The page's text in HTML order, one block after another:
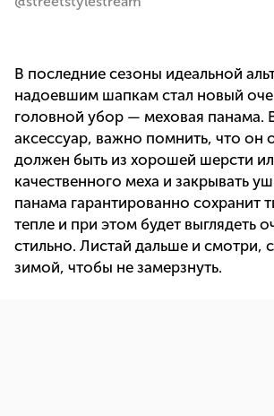
В последние сезоны идеальной
надоевшим шапкам стал новый
головной убор — меховая панама.
аксессуар, важно помнить, что он
должен быть из хорошей шерсти
качественного меха и закрывать
панама гарантированно сохранит
тепле и при этом будет выглядеть
стильно. Листай дальше и смотри,
зимой, чтобы не замерзнуть.